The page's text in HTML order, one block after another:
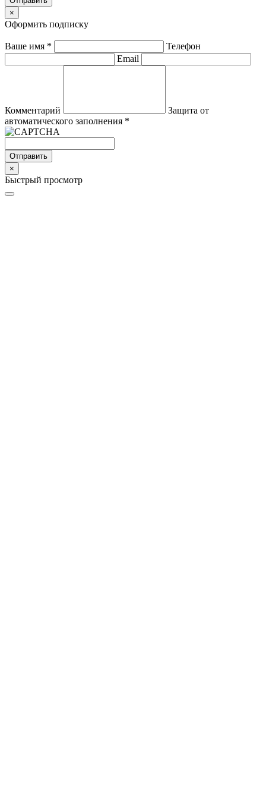
×
Оформить подписку
Ваше имя *
Телефон
Email
Комментарий
Защита от
автоматического заполнения *
Отправить
×
Быстрый просмотр